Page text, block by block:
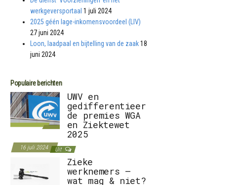
werkgeversportaal 1 juli 2024
2025 géén lage-inkomensvoordeel (LIV)
27 juni 2024
Loon, laadpaal en bijtelling van de zaak 18
juni 2024
Populaire berichten
UWV en
gedifferentieer
de premies WGA
en Ziektewet
2025
16 juli 2024 Uit
Zieke
werknemers –
wat mag & niet?